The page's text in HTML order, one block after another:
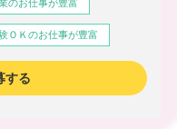
のお仕事が豊富
ＯＫのお仕事が豊富
する